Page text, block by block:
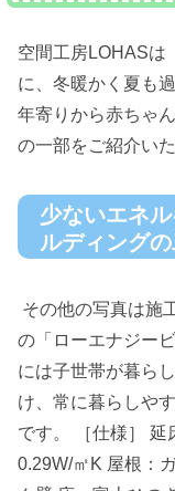
空間工房LOHASは
に、冬暖かく夏も
年寄りから赤ちゃ
の一部をご紹介いた
少ないエネ
ルディング
その他の写真は施
の「ローエナジー
には子世帯が暮ら
け、常に暮らしや
です。 ［仕様］ 延
0.29W/㎡K 屋根：